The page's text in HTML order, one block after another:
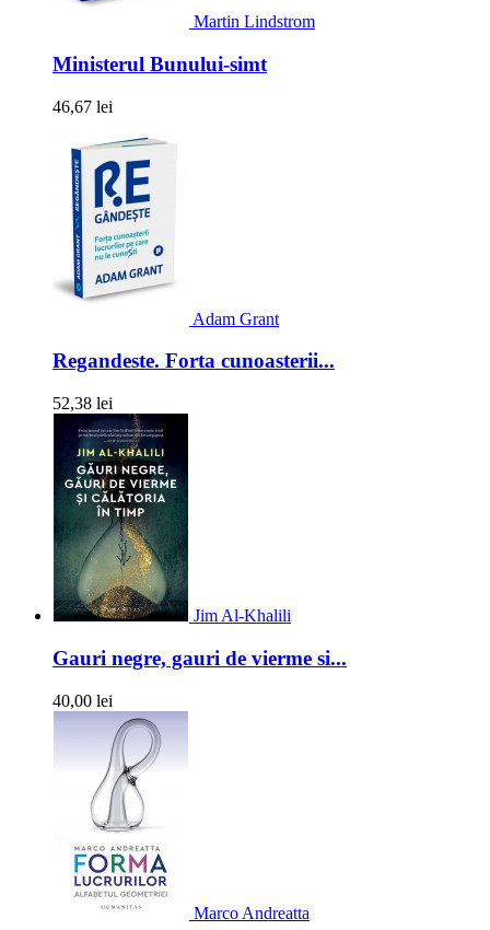
Martin Lindstrom
Ministerul Bunului-simt
46,67 lei
Adam Grant
Regandeste. Forta cunoasterii...
52,38 lei
Jim Al-Khalili
Gauri negre, gauri de vierme si...
40,00 lei
Marco Andreatta